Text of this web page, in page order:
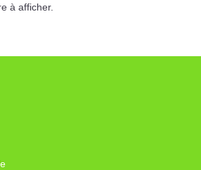
à afficher.